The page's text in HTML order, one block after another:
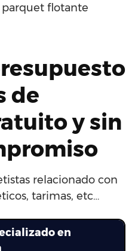
parquet flotante
de
y sin
relacionado con
tarimas, etc…
en